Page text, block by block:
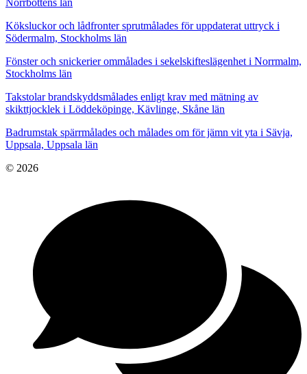
Köksluckor och lådfronter sprutmålades för uppdaterat uttryck i
Södermalm, Stockholms län
Fönster och snickerier ommålades i sekelskifteslägenhet i Norrmalm,
Stockholms län
Takstolar brandskyddsmålades enligt krav med mätning av
skikttjocklek i Löddeköpinge, Kävlinge, Skåne län
Badrumstak spärrmålades och målades om för jämn vit yta i Sävja,
Uppsala, Uppsala län
© 2026